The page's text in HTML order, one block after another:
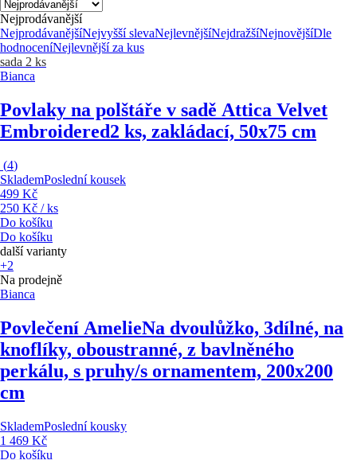
Nejprodávanější
NejprodávanějšíNejvyšší slevaNejlevnějšíNejdražšíNejnovějšíDle
hodnoceníNejlevnější za kus
sada 2 ks
Bianca
Povlaky na polštáře v sadě Attica Velvet
Embroidered2 ks, zakládací, 50x75 cm
(4)
SklademPoslední kousek
499 Kč
250 Kč / ks
Do košíku
Do košíku
další varianty
+2
Na prodejně
Bianca
Povlečení AmelieNa dvoulůžko, 3dílné, na
knoflíky, oboustranné, z bavlněného
perkálu, s pruhy/s ornamentem, 200x200
cm
SklademPoslední kousky
1 469 Kč
Do košíku